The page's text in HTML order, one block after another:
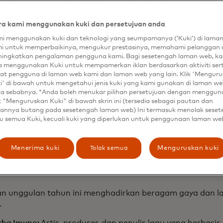
tiket konser untuk pertunjukan langsung akhir
Mastercard Artist Accelerator Este Haim, dari trio
musim kedua dengan pertemuan puncak di Los Angeles
Artist Accelerator diluncurkan pada tahun 2023
seniman yang baru muncul kepada teknologi
mereka menciptakan, memasarkan, dan
lebih baik. Program tahun ini berkembang dengan
sebuah platform penemuan musik global, yang
ke atas panggung - seiring dengan meningkatnya
mencapai rekor tertinggi.
Anda buat adalah bagian dari diri Anda. Itulah
dengan apa yang kami ciptakan," ujar Haim
unggulan tahun ini menghadirkan beragam gaya dan
kami menggunakan kuki dan persetujuan anda
menggunakan kuki dan teknologi yang seumpamanya (‘Kuki’) di
untuk memperbaikinya, mengukur prestasinya, memahami pelanggan
pengalaman pengguna kami. Bagi sesetengah laman web,
menggunakan Kuki untuk mempamerkan iklan berdasarkan aktiviti
pengguna di laman web kami dan laman web yang lain. Klik
di bawah untuk mengetahui jenis kuki yang kami gunakan di laman
sebabnya. *Anda boleh menukar pilihan persetujuan dengan
"Menguruskan Kuki" di bawah skrin ini (tersedia sebagai pautan dan
butang pada sesetengah laman web) Ini termasuk menolak
semua Kuki, kecuali kuki yang diperlukan untuk penggunaan laman
Menerima kuki Tolak semua Menguruskan kuki